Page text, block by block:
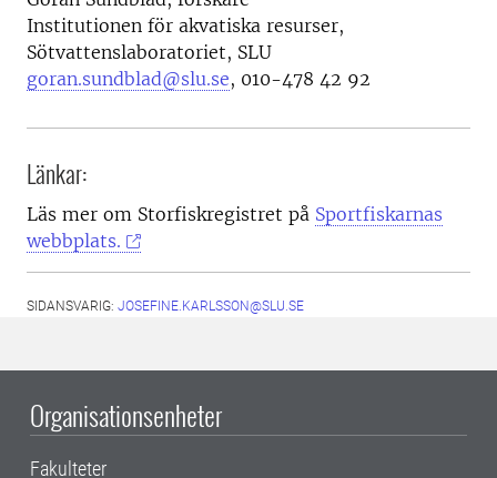
Institutionen för akvatiska resurser,
Sötvattenslaboratoriet, SLU
goran.sundblad@slu.se, 010-478 42 92
Länkar:
Läs mer om Storfiskregistret på Sportfiskarnas
webbplats.
SIDANSVARIG: JOSEFINE.KARLSSON@SLU.SE
Organisationsenheter
Fakulteter